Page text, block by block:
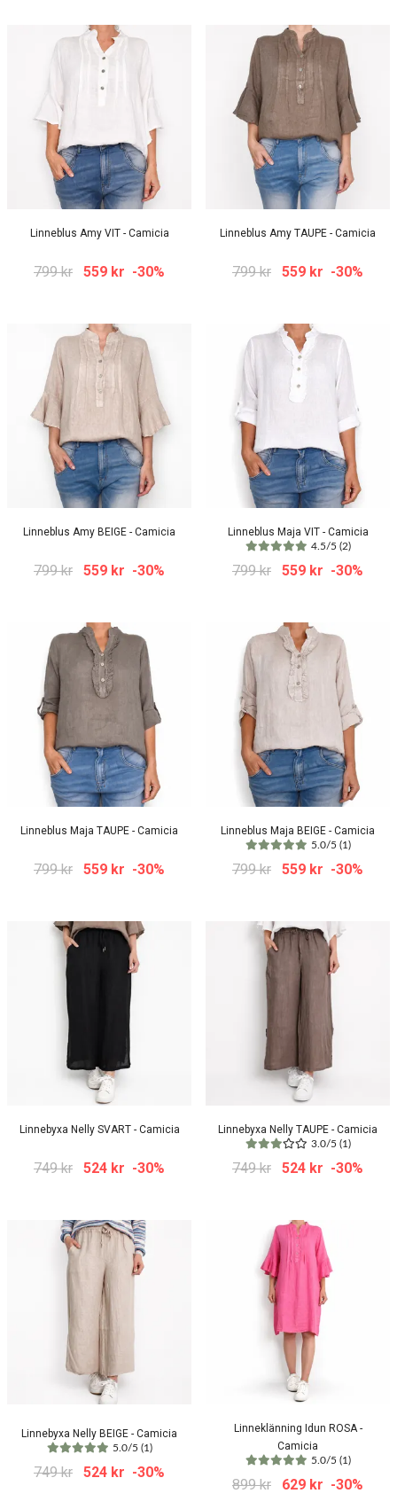
Linneblus Amy VIT - Camicia
799 kr 559 kr -30%
Linneblus Amy TAUPE - Camicia
799 kr 559 kr -30%
Linneblus Amy BEIGE - Camicia
799 kr 559 kr -30%
Linneblus Maja VIT - Camicia
4.5/5 (2)
799 kr 559 kr -30%
Linneblus Maja TAUPE - Camicia
799 kr 559 kr -30%
Linneblus Maja BEIGE - Camicia
5.0/5 (1)
799 kr 559 kr -30%
Linnebyxa Nelly SVART - Camicia
749 kr 524 kr -30%
Linnebyxa Nelly TAUPE - Camicia
3.0/5 (1)
749 kr 524 kr -30%
Linnebyxa Nelly BEIGE - Camicia
5.0/5 (1)
749 kr 524 kr -30%
Linneklänning Idun ROSA -
Camicia
5.0/5 (1)
899 kr 629 kr -30%